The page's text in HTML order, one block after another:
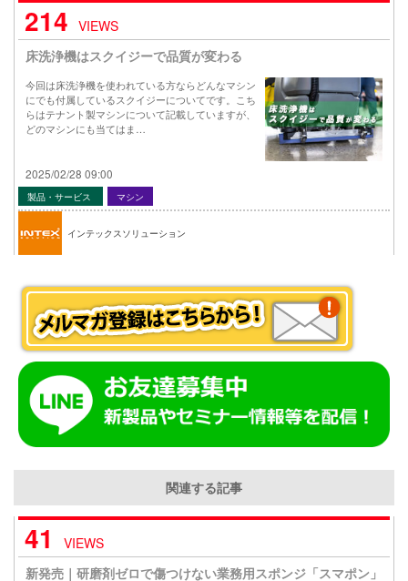
214 VIEWS
床洗浄機はスクイジーで品質が変わる
今回は床洗浄機を使われている方ならどんなマシン
にでも付属しているスクイジーについてです。こち
らはテナント製マシンについて記載していますが、
どのマシンにも当てはま…
2025/02/28 09:00
製品・サービス マシン
インテックスソリューション
関連する記事
41
VIEWS
新発売｜研磨剤ゼロで傷つけない業務用スポンジ「スマポン」